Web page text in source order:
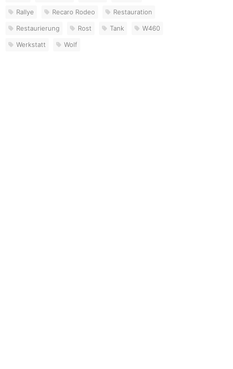
Rallye Recaro Rodeo Restauration
Restaurierung Rost Tank W460
Werkstatt Wolf